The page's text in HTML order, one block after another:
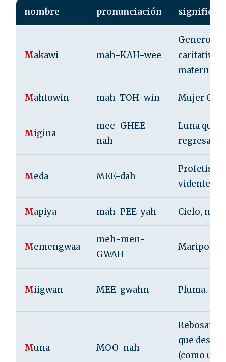
nombre pronunciación
Makawi mah-KAH-wee
Generosa,
caritativa,
maternal.
Mahtowin mah-TOH-win Mujer Oso.
Migina
mee-GHEE-
nah
Luna que
regresa.
Meda MEE-dah
Profetisa,
vidente.
Mapiya mah-PEE-yah Cielo,
Memengwaa
meh-men-
GWAH
Mariposa.
Miigwan MEE-gwahn Pluma.
Muna MOO-nah
Rebosante,
que
(como un